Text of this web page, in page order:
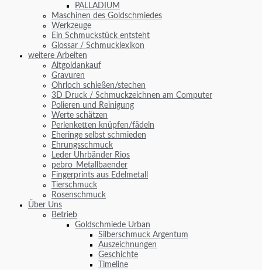
PALLADIUM
Maschinen des Goldschmiedes
Werkzeuge
Ein Schmuckstück entsteht
Glossar / Schmucklexikon
weitere Arbeiten
Altgoldankauf
Gravuren
Ohrloch schießen/stechen
3D Druck / Schmuckzeichnen am Computer
Polieren und Reinigung
Werte schätzen
Perlenketten knüpfen/fädeln
Eheringe selbst schmieden
Ehrungsschmuck
Leder Uhrbänder Rios
pebro_Metallbaender
Fingerprints aus Edelmetall
Tierschmuck
Rosenschmuck
Über Uns
Betrieb
Goldschmiede Urban
Silberschmuck Argentum
Auszeichnungen
Geschichte
Timeline